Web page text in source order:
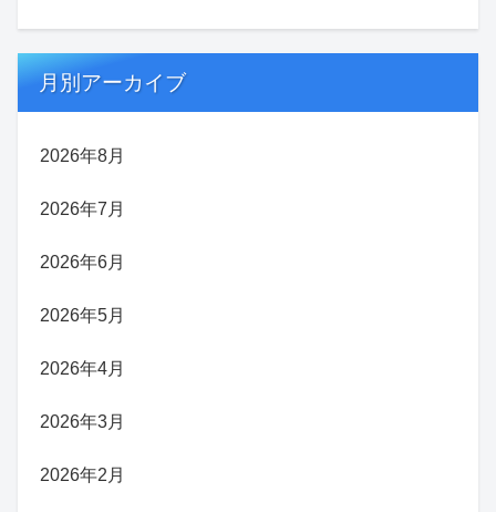
月別アーカイブ
2026年8月
2026年7月
2026年6月
2026年5月
2026年4月
2026年3月
2026年2月